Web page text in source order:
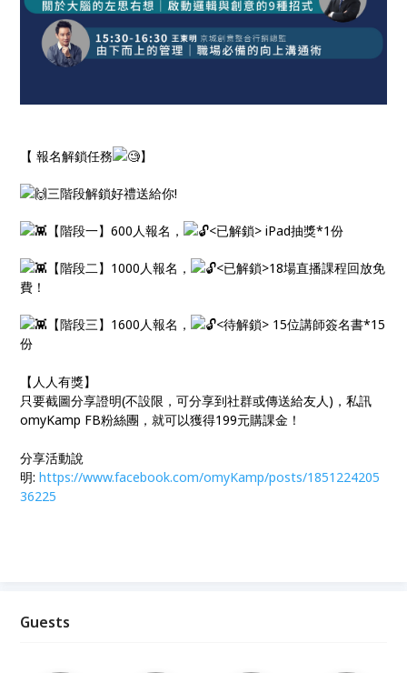
【 報名解鎖任務 】
三階段解鎖好禮送給你!
【階段一】600人報名， <已解鎖> iPad抽獎*1份
【階段二】1000人報名，
<已解鎖>18場直播課程回放免
費！
【階段三】1600人報名，
<待解鎖> 15位講師簽名書*15
份
【人人有獎】
只要截圖分享證明(不設限，可分享到社群或傳送給友人)，私訊
omyKamp FB粉絲團，就可以獲得199元購課金！
分享活動說
明:https://www.facebook.com/omyKamp/posts/1851224205
36225
Guests